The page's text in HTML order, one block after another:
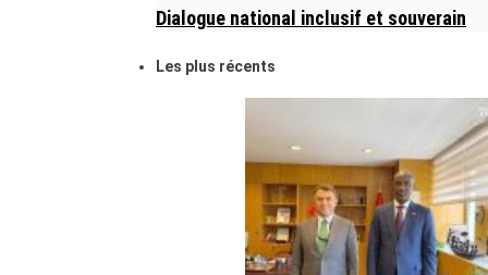
Dialogue national inclusif et souverain
Les plus récents